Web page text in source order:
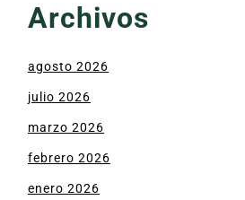
Archivos
agosto 2026
julio 2026
marzo 2026
febrero 2026
enero 2026